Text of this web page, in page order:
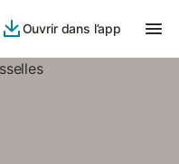
Ouvrir dans l’app